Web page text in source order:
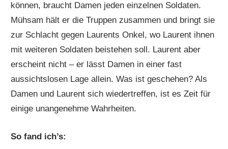
können, braucht Damen jeden einzelnen Soldaten.
Mühsam hält er die Truppen zusammen und bringt sie
zur Schlacht gegen Laurents Onkel, wo Laurent ihnen
mit weiteren Soldaten beistehen soll. Laurent aber
erscheint nicht – er lässt Damen in einer fast
aussichtslosen Lage allein. Was ist geschehen? Als
Damen und Laurent sich wiedertreffen, ist es Zeit für
einige unangenehme Wahrheiten.
So fand ich’s: